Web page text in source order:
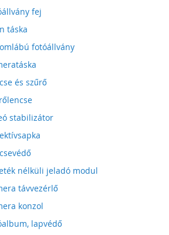
fej
táska
fotóállvány
és szűrő
stabilizátor
nélküli jeladó modul
távvezérlő
konzol
lapvédő